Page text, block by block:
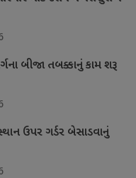
બીજા તબક્કાનું કામ શરૂ
ઉપર ગર્ડર બેસાડવાનું